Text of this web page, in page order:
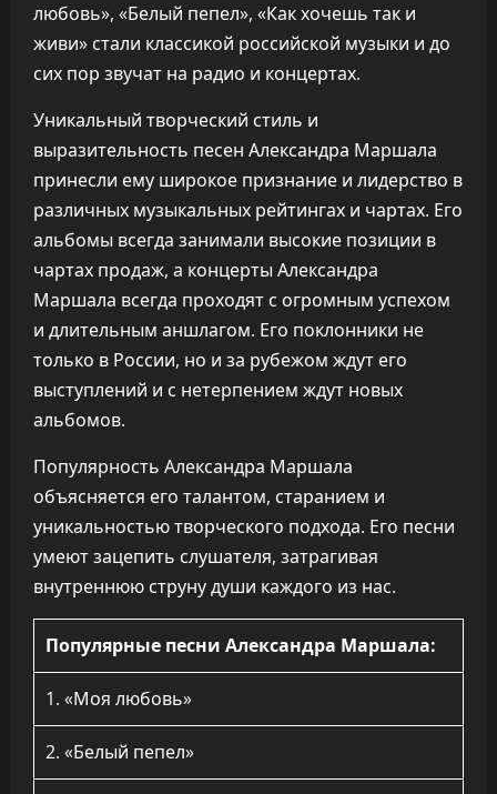
любовь», «Белый пепел», «Как хочешь так и
живи» стали классикой российской музыки и до
сих пор звучат на радио и концертах.
Уникальный творческий стиль и
выразительность песен Александра Маршала
принесли ему широкое признание и лидерство в
различных музыкальных рейтингах и чартах. Его
альбомы всегда занимали высокие позиции в
чартах продаж, а концерты Александра
Маршала всегда проходят с огромным успехом
и длительным аншлагом. Его поклонники не
только в России, но и за рубежом ждут его
выступлений и с нетерпением ждут новых
альбомов.
Популярность Александра Маршала
объясняется его талантом, старанием и
уникальностью творческого подхода. Его песни
умеют зацепить слушателя, затрагивая
внутреннюю струну души каждого из нас.
Популярные песни Александра Маршала:
1. «Моя любовь»
2. «Белый пепел»